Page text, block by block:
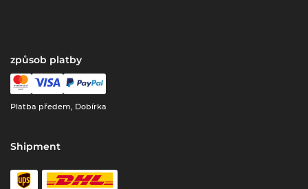
způsob platby
Platba předem, Dobírka
Shipment